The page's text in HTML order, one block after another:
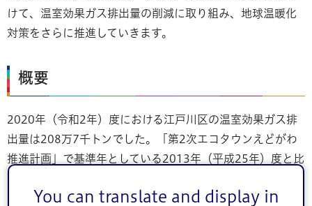
You can translate and display in
けて、温室効果ガス排出量の削減に取り組み、地球温暖化
対策をさらに推進していきます。
概要
2020年（令和2年）度における江戸川区の温室効果ガス排
出量は208万7千トンでした。「第2次エコタウンえどがわ
推進計画」で基準年としている2013年（平成25年）度と比
は、区民や事業者のみなさんの省エネ活動が温室効果ガス